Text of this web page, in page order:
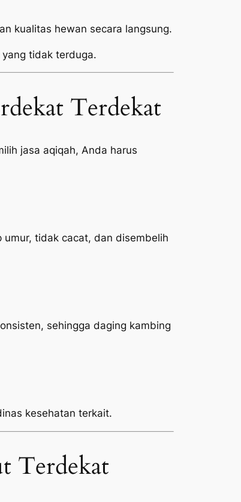
kualitas hewan secara langsung.
tidak terduga.
Terdekat
jasa aqiqah, Anda harus
umur, tidak cacat, dan disembelih
sehingga daging kambing
kesehatan terkait.
Terdekat